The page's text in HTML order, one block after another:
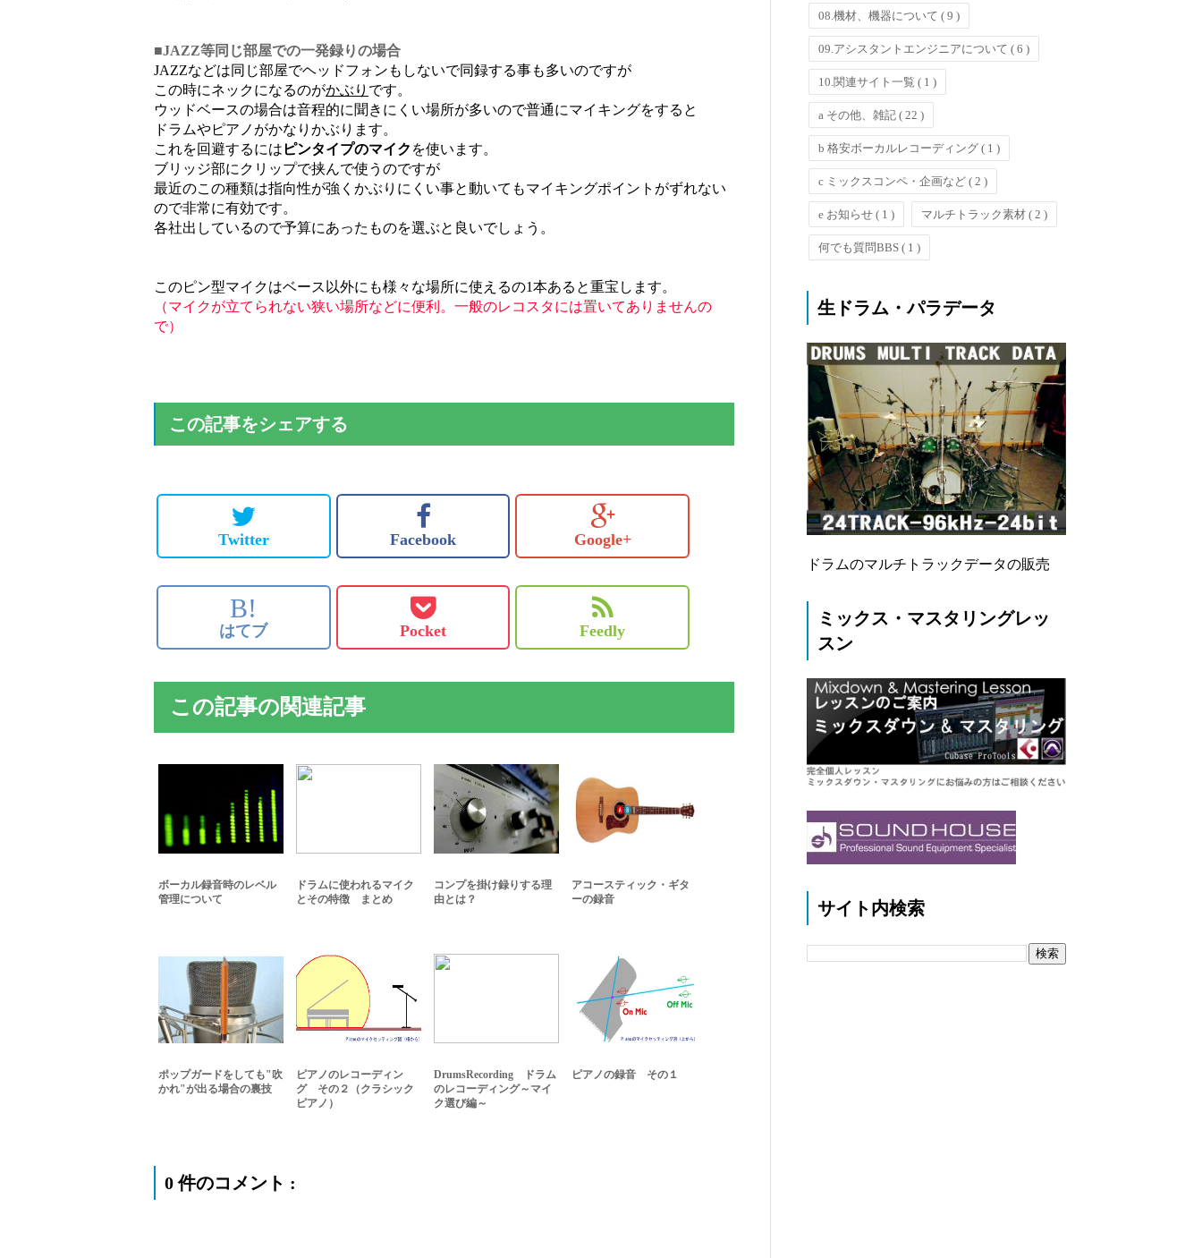
■JAZZ等同じ部屋での一発録りの場合
JAZZなどは同じ部屋でヘッドフォンもしないで同録する事も多いのですが
この時にネックになるのがかぶり です。
ウッドベースの場合は音程的に聞きにくい場所が多いので普通にマイキングをすると
ドラムやピアノがかなりかぶります。
これを回避するには ピンタイプのマイク を使います。
ブリッジ部にクリップで挟んで使うのですが
最近のこの種類は指向性が強くかぶりにくい事と動いてもマイキングポイントがずれない
ので非常に有効です。
各社出しているので予算にあったものを選ぶと良いでしょう。
このピン型マイクはベース以外にも様々な場所に使えるの1本あると重宝します。
（マイクが立てられない狭い場所などに便利。一般のレコスタには置いてありませんの
で）
この記事をシェアする
Twitter Facebook Google+
B!
はてブ Pocket Feedly
この記事の関連記事
ボーカル録音時のレベル
管理について
ドラムに使われるマイク
とその特徴 まとめ
コンプを掛け録りする理
由とは？
アコースティック・ギタ
ーの録音
ポップガードをしても"吹
かれ"が出る場合の裏技
ピアノのレコーディン
グ その２（クラシック
ピアノ）
DrumsRecording ドラム
のレコーディング～マイ
ク選び編～
ピアノの録音 その１
0 件のコメント :
08.機材、機器について ( 9 )
09.アシスタントエンジニアについて ( 6 )
10.関連サイト一覧 ( 1 )
a その他、雑記 ( 22 )
b 格安ボーカルレコーディング ( 1 )
c ミックスコンペ・企画など ( 2 )
e お知らせ ( 1 ) マルチトラック素材 ( 2 )
何でも質問BBS ( 1 )
生ドラム・パラデータ
ドラムのマルチトラックデータの販売
ミックス・マスタリングレッ
スン
サイト内検索